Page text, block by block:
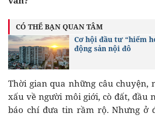
CÓ THỂ BẠN QUAN TÂM
Cơ hội đầu tư “hiếm
động sản nội đô
Thời gian qua những câu chuyện,
xấu về người môi giới, cò đất, đầu
báo chí đưa tin rầm rộ. Nhưng ở